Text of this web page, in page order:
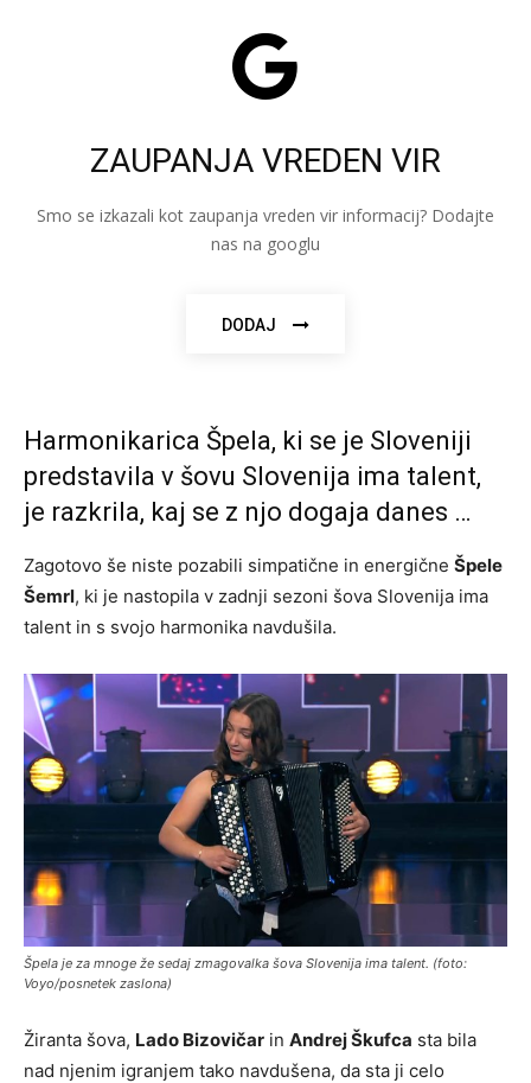
ZAUPANJA VREDEN VIR
Smo se izkazali kot zaupanja vreden vir informacij? Dodajte
nas na googlu
DODAJ
Harmonikarica Špela, ki se je Sloveniji
predstavila v šovu Slovenija ima talent,
je razkrila, kaj se z njo dogaja danes …
Zagotovo še niste pozabili simpatične in energične Špele
Šemrl, ki je nastopila v zadnji sezoni šova Slovenija ima
talent in s svojo harmonika navdušila.
Špela je za mnoge že sedaj zmagovalka šova Slovenija ima talent. (foto:
Voyo/posnetek zaslona)
Žiranta šova, Lado Bizovičar in Andrej Škufca sta bila
nad njenim igranjem tako navdušena, da sta ji celo